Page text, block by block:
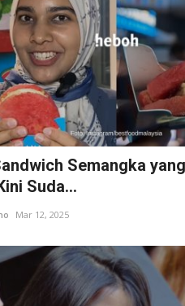
Semangka
Suda...
Mar 12, 2025